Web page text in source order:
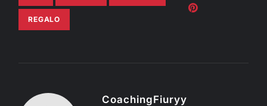
REGALO
CoachingFiuryy